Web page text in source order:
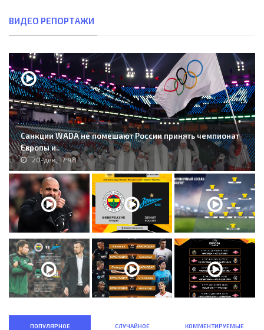
ВИДЕО РЕПОРТАЖИ
Санкции WADA не помешают России принять чемпионат
Европы и..
20-дек, 17:48
ПОПУЛЯРНОЕ СЛУЧАЙНОЕ КОММЕНТИРУЕМЫЕ